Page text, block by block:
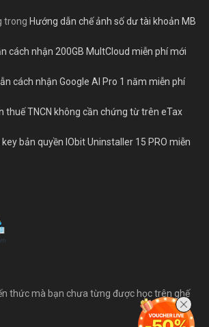
trong Hướng dẫn chế ảnh số dư tài khoản MB
cách nhận 200GB MultCloud miễn phí mới
cách nhận Google AI Pro 1 năm miễn phí
thuế TNCN không cần chứng từ trên eTax
bản quyền IObit Uninstaller 15 PRO miễn
thức mà bạn chưa từng được học trên ghế